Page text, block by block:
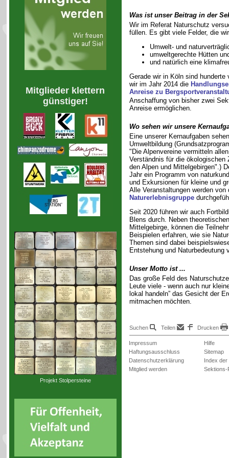
Mitglieder klettern
günstiger!
Projekt Stolpersteine
Was ist unser Beitrag in der
Wir im Referat Naturschutz
füllen. Es gibt viele Felder, die
Umwelt- und
umweltgerechte Hütten
und natürlich eine
Gerade wir in Köln sind
wir im Jahr 2014 die
Anreise zu
Anschaffung von bisher zwei
Anreise ermöglichen.
Wo sehen wir unsere
Eine unserer Kernaufgaben
Umweltbildung
"Die Alpenvereine vermitteln
Verständnis für die ökologischen
den Alpen und Mittelgebirgen".)
Jahr ein Programm von
und Exkursionen für kleine und
Alle Veranstaltungen werden von
Naturerlebnisgruppe
Seit 2020 führen wir auch
Blens durch. Neben
Mittelgebirge, können die
Beispielen erfahren, wie sie
Themen sind dabei
Entstehung und Naturbedeutung
Unser Motto ist ...
Das große Feld des
Leute viele - wenn auch nur
lokal handeln” das Gesicht der
mitmachen möchten.
Suchen Teilen Drucken
Impressum
Haftungsausschluss
Datenschutzerklärung
Mitglied werden
Hilfe
Sitemap
Index der
Sektions-